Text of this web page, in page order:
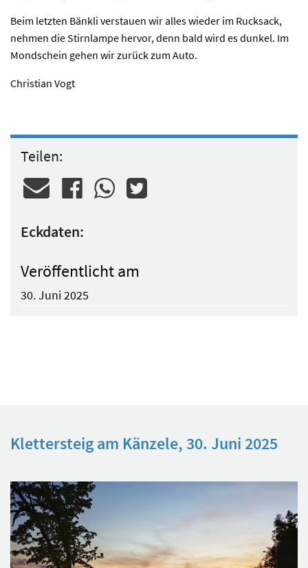
Beim letzten Bänkli verstauen wir alles wieder im Rucksack,
nehmen die Stirnlampe hervor, denn bald wird es dunkel. Im
Mondschein gehen wir zurück zum Auto.
Christian Vogt
Teilen:
Eckdaten:
Veröffentlicht am
30. Juni 2025
Klettersteig am Känzele, 30. Juni 2025